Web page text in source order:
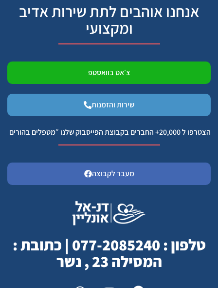
אנחנו אוהבים לתת שירות אדיב
ומקצועי
צ׳אט בוואסטפ
שירות והזמנות
הצטרפו ל 20,000+ החברים בקבוצת הפייסבוק שלנו ״מטפלים בהורים
מעבר לקבוצה
טלפון : 077-2085240 | כתובת :
המסילה 23 , נשר